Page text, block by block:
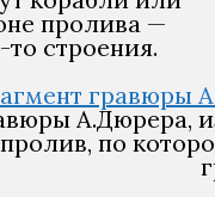
пролива —
строения.
по